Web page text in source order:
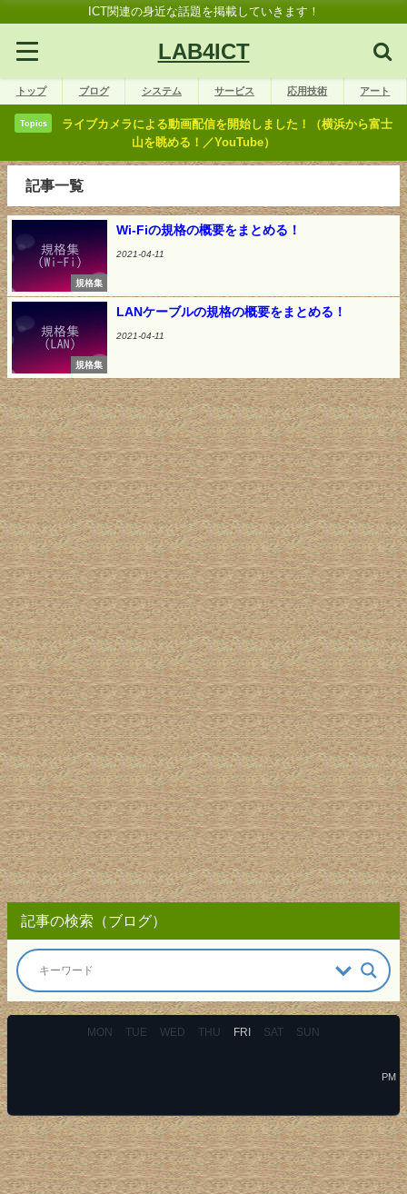
ICT関連の身近な話題を掲載していきます！
LAB4ICT
トップ ブログ システム サービス 応用技術 アート
Topics
ライブカメラによる動画配信を開始しました！（横浜から富士
山を眺める！／YouTube）
記事一覧
規格集
Wi-Fiの規格の概要をまとめる！
2021-04-11
規格集
LANケーブルの規格の概要をまとめる！
2021-04-11
記事の検索（ブログ）
MON TUE WED THU FRI SAT SUN
PM